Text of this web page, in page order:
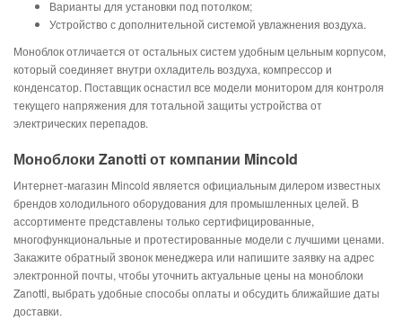
Варианты для установки под потолком;
Устройство с дополнительной системой увлажнения воздуха.
Моноблок отличается от остальных систем удобным цельным корпусом,
который соединяет внутри охладитель воздуха, компрессор и
конденсатор. Поставщик оснастил все модели монитором для контроля
текущего напряжения для тотальной защиты устройства от
электрических перепадов.
Моноблоки Zanotti от компании Mincold
Интернет-магазин Mincold является официальным дилером известных
брендов холодильного оборудования для промышленных целей. В
ассортименте представлены только сертифицированные,
многофункциональные и протестированные модели с лучшими ценами.
Закажите обратный звонок менеджера или напишите заявку на адрес
электронной почты, чтобы уточнить актуальные цены на моноблоки
Zanotti, выбрать удобные способы оплаты и обсудить ближайшие даты
доставки.